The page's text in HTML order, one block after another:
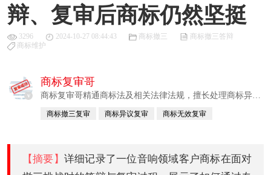
辩、复审后商标仍然坚挺
3296 2024-10-27 08:44:43 商标撤三
商标撤三答辩
商标维护
v
商标复审哥
商标复审哥精通商标法及相关法律法规，擅长处理商标异
商标撤三复审 商标异议复审 商标无效复审
【摘要】 详细记录了一位音响领域客户商标在面对